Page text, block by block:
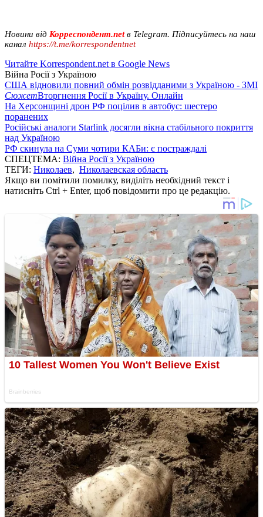
Новини від Корреспондент.netв Telegram. Підписуйтесь на наш
канал https://t.me/korrespondentnet
Читайте Korrespondent.net в Google News
Війна Росії з Україною
США відновили повний обмін розвідданими з Україною - ЗМІ
СюжетВторгнення Росії в Україну. Онлайн
На Херсонщині дрон РФ поцілив в автобус: шестеро
поранених
Російські аналоги Starlink досягли вікна стабільного покриття
над Україною
РФ скинула на Суми чотири КАБи: є постраждалі
СПЕЦТЕМА: Війна Росії з Україною
ТЕГИ: Николаев, Николаевская область
Якщо ви помітили помилку, виділіть необхідний текст і
натисніть Ctrl + Enter, щоб повідомити про це редакцію.